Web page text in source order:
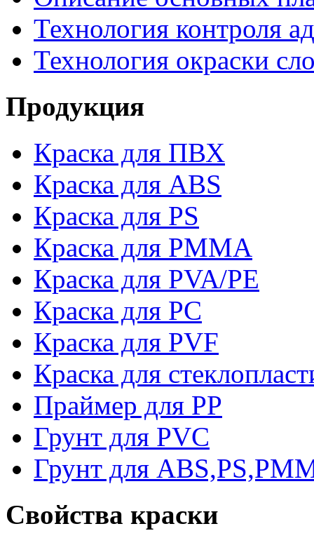
Технология контроля
Технология окраски
Продукция
Краска для ПВХ
Краска для ABS
Краска для PS
Краска для PMMA
Краска для PVA/PE
Краска для PC
Краска для PVF
Краска для
Праймер для PP
Грунт для PVC
Грунт для
Свойства краски